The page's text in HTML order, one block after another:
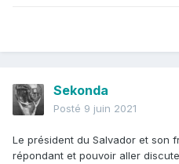
Sekonda
Posté 9 juin 2021
Le président du Salvador et son
répondant et pouvoir aller